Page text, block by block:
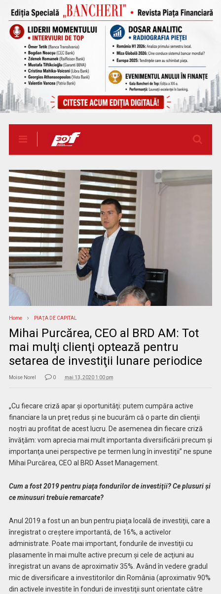
Home PIAŢA DE CAPITAL
Mihai Purcărea, CEO al BRD AM: Tot
mai mulţi clienţi optează pentru
setarea de investiţii lunare periodice
Moise Norel 0 mai 13, 2020 1:00 pm
„Cu fiecare criză apar şi oportunităţi: putem cumpăra active
financiare la un preţ redus şi ne bucurăm că o parte din clienţii
noştri au profitat de acest lucru. De asemenea din fiecare criză
învăţăm: vom aprecia mai mult importanta diversificării precum şi
importanţa unei perspective pe termen lung în investiţii” ne spune
Mihai Purcărea, CEO al BRD Asset Management.
Cum a fost 2019 pentru piaţa fondurilor de investiţii? Ce plusuri şi
ce minusuri trebuie remarcate?
Anul 2019 a fost un an bun pentru piaţa locală de investiţii, care a
înregistrat o creştere importantă, de 16%, a activelor
administrate. Poate mai important, fondurile de investiţii cu
plasamente în mai multe active precum şi cele de acţiuni au
înregistrat un avans de aproximativ 35%. Având în vedere gradul
mic de diversificare a investitorilor din România (aproximativ 90%
din activele investite în fonduri de investiţii sunt orientate către